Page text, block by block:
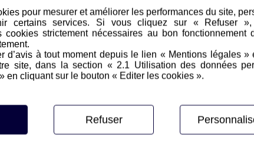
climat de confiance)
miroir » pour mettre le candidat en confiance
du comportement verbal et non verbal
pour connaître les attentes et ambitions du
compétences, capacités commerciales, managériales,
intérêts et motivations, ses attentes professionnelles et vis
Evoquer et défendre la rémunération
pour mesurer et améliorer les performances du site,
certains services. Si vous cliquez sur « Refuser
cookies strictement nécessaires au bon fonctionnement
d’avis à tout moment depuis le lien « Mentions légales »
site, dans la section « 2.1 Utilisation des données
en cliquant sur le bouton « Editer les cookies ».
Refuser